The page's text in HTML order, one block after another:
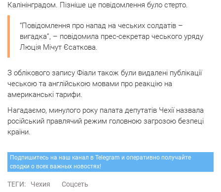
Калінінградом. Пізніше це повідомлення було стерто.
“Повідомлення про напад на чеських солдатів –
вигадка”, – повідомила прес-секретар чеського уряду
Люція Мічут Єсаткова.
З облікового запису Фіали також були видалені публікації
чеською та англійською мовами про реакцію на
американські тарифи.
Нагадаємо, минулого року палата депутатів Чехії назвала
російський правлячий режим головною загрозою безпеці
країни.
Подпишитесь на наш канал в Telegram и оперативно получайте
сводки о всех важных новостях!
ТЕГИ: Чехия Соцсеть